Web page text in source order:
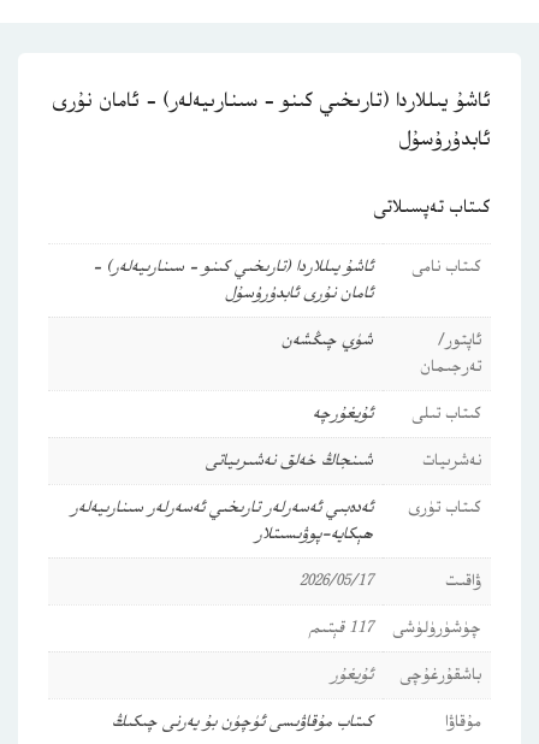
ئاشۇ يىللاردا (تارىخىي كىنو – سىنارىيەلەر) – ئامان نۇرى
ئابدۇرۇسۇل
كىتاب تەپسىلاتى
كىتاب نامى
ئاشۇ يىللاردا (تارىخىي كىنو – سىنارىيەلەر) –
ئامان نۇرى ئابدۇرۇسۇل
ئاپتور/
تەرجىمان
شۈي چىڭشەن
كىتاب تىلى
ئۇيغۇرچە
نەشرىيات
شىنجاڭ خەلق نەشىرىياتى
كىتاب تۈرى
ئەدەبىي ئەسەرلەر تارىخىي ئەسەرلەر سىنارىيەلەر
ھېكايە-پوۋىسىتلار
ۋاقىت
2026/05/17
چۈشۈرۈلۈشى
117 قېتىم
باشقۇرغۇچى
ئۇيغۇر
مۇقاۋا
كىتاب مۇقاۋىسى ئۈچۈن بۇ يەرنى چىكىڭ